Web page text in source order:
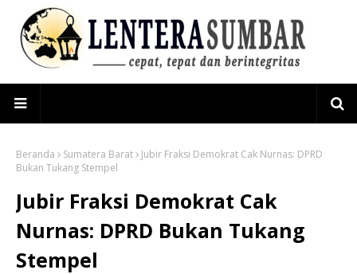
Beranda Sumatera Barat
Jubir Fraksi Demokrat Cak Nurnas: DPRD
Bukan Tukang Stempel
Jubir Fraksi Demokrat Cak
Nurnas: DPRD Bukan Tukang
Stempel